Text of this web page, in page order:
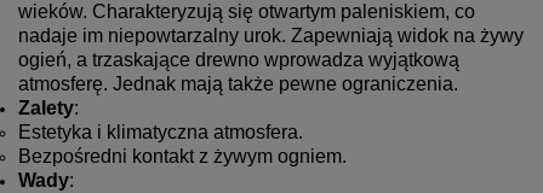
wieków. Charakteryzują się otwartym paleniskiem, co
nadaje im niepowtarzalny urok. Zapewniają widok na żywy
ogień, a trzaskające drewno wprowadza wyjątkową
atmosferę. Jednak mają także pewne ograniczenia.
Zalety:
Estetyka i klimatyczna atmosfera.
Bezpośredni kontakt z żywym ogniem.
Wady: